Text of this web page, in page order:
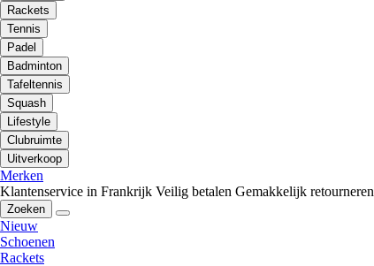
Rackets
Tennis
Padel
Badminton
Tafeltennis
Squash
Lifestyle
Clubruimte
Uitverkoop
Merken
Klantenservice in Frankrijk Veilig betalen Gemakkelijk retourneren
Zoeken
Nieuw
Schoenen
Rackets